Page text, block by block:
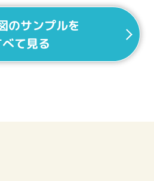
のサンプルを
て見る